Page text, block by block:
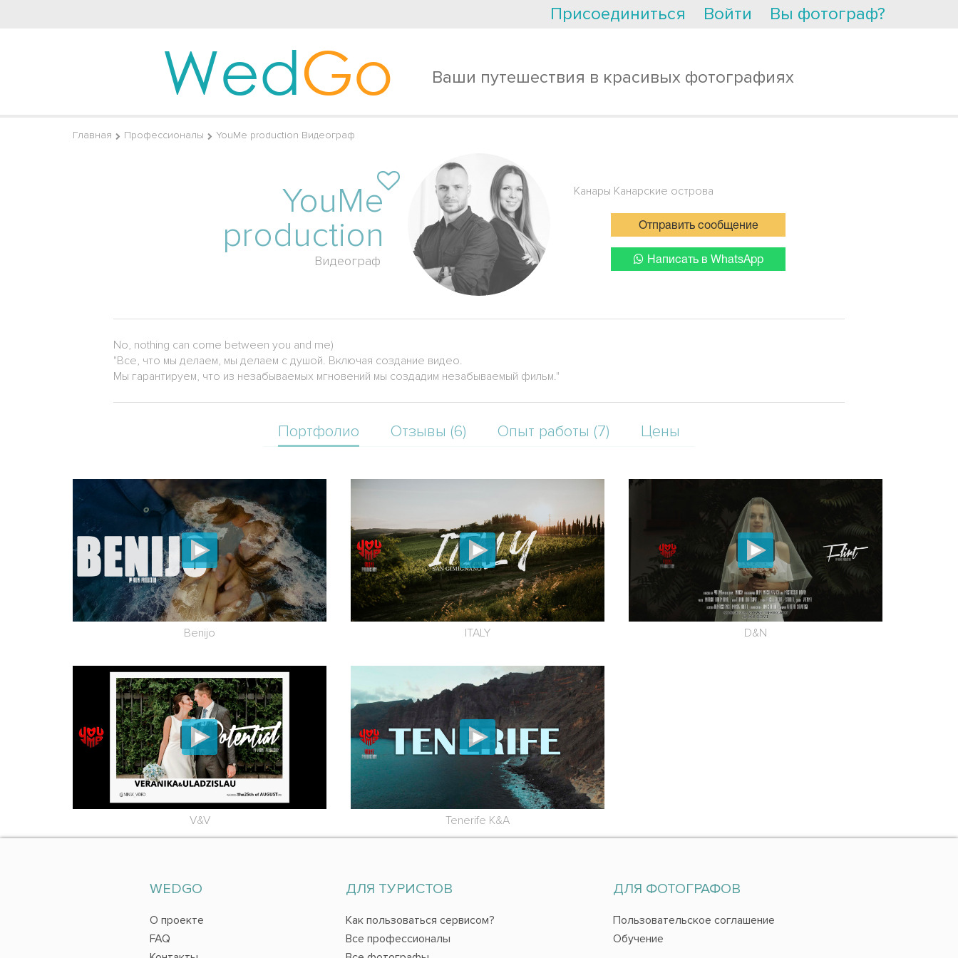
Присоединиться Войти Вы фотограф?
WedGo Ваши путешествия в красивых фотографиях
Главная Профессионалы YouMe production Видеограф
YouMe
production
Видеограф
Канары Канарские острова
Отправить сообщение
Написать в WhatsApp
No, nothing can come between you and me)
"Все, что мы делаем, мы делаем с душой. Включая создание видео.
Мы гарантируем, что из незабываемых мгновений мы создадим незабываемый фильм."
Портфолио Отзывы (6) Опыт работы (7) Цены
Benijo ITALY D&N
V&V Tenerife K&A
WEDGO
О проекте
FAQ
ДЛЯ ТУРИСТОВ
Как пользоваться сервисом?
Все профессионалы
ДЛЯ ФОТОГРАФОВ
Пользовательское соглашение
Обучение